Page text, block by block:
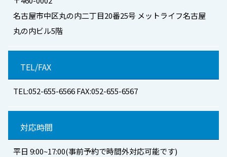
名古屋市中区丸の内二丁目20番25号 メットライフ名古屋
丸の内ビル5階
TEL/FAX
TEL:052-655-6566 FAX:052-655-6567
対応時間
平日 9:00~17:00(事前予約で時間外対応可能です)